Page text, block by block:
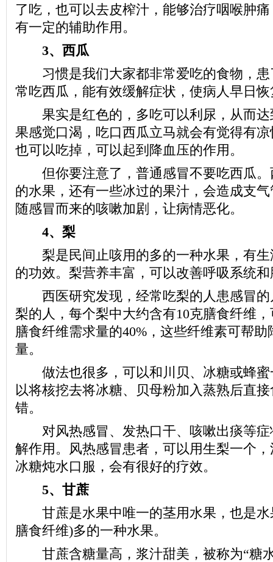
了吃，也可以去皮榨汁，能够治疗咽喉肿
有一定的辅助作用。
3、西瓜
习惯是我们大家都非常爱吃的食物，患
常吃西瓜，能有效缓解症状，使病人早日
果实是红色的，多吃可以利尿，从而达
果感觉口渴，吃口西瓜立马就会有觉得有
也可以吃掉，可以起到降血压的作用。
但你要注意了，普通感冒不要吃西瓜。
的水果，还有一些冰过的果汁，会造成支
随感冒而来的咳嗽加剧，让病情恶化。
4、梨
梨是民间止咳用的多的一种水果，有生
的功效。梨营养丰富，可以改善呼吸系统
西医研究发现，经常吃梨的人患感冒的
梨的人，每个梨中大约含有10克膳食纤维
膳食纤维需求量的40%，这些纤维素可帮
量。
做法也很多，可以和川贝、冰糖或蜂蜜
以将核挖去将冰糖、贝母粉加入蒸熟后直
错。
对风热感冒、发热口干、咳嗽出痰等症
解作用。风热感冒患者，可以用生梨一个
冰糖炖水口服，会有很好的疗效。
5、甘蔗
甘蔗是水果中唯一的茎用水果，也是水
膳食纤维)多的一种水果。
甘蔗含糖量高，浆汁甜美，被称为“糖